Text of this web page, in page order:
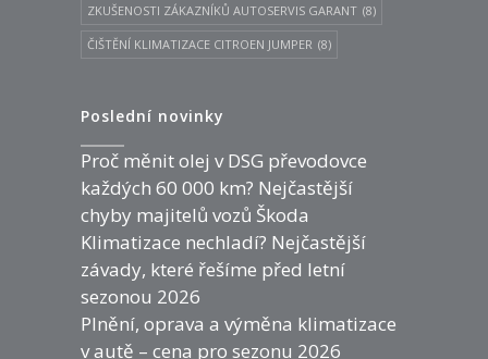
ZKUŠENOSTI ZÁKAZNÍKŮ AUTOSERVIS GARANT (8)
ČIŠTĚNÍ KLIMATIZACE CITROEN JUMPER (8)
Poslední novinky
Proč měnit olej v DSG převodovce
každých 60 000 km? Nejčastější
chyby majitelů vozů Škoda
Klimatizace nechladí? Nejčastější
závady, které řešíme před letní
sezonou 2026
Plnění, oprava a výměna klimatizace
v autě – cena pro sezonu 2026